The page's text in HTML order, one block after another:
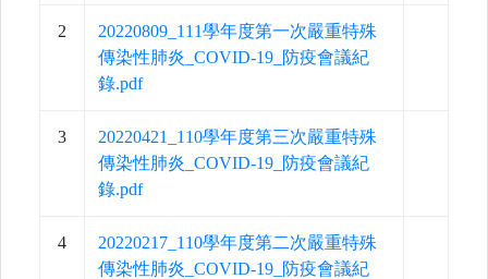
2
20220809_111學年度第一次嚴重特殊
傳染性肺炎_COVID-19_防疫會議紀
錄.pdf
3
20220421_110學年度第三次嚴重特殊
傳染性肺炎_COVID-19_防疫會議紀
錄.pdf
4
20220217_110學年度第二次嚴重特殊
傳染性肺炎_COVID-19_防疫會議紀